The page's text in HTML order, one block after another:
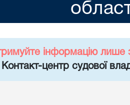
інформацію лише
центр судової